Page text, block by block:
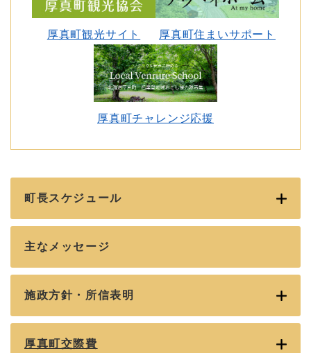
厚真町観光サイト 厚真町住まいサポート
厚真町チャレンジ応援
町長スケジュール
主なメッセージ
施政方針・所信表明
厚真町交際費